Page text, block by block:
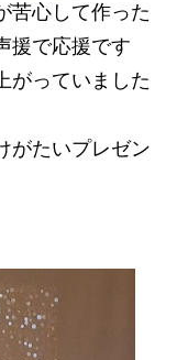
心して作った
援で応援です
がっていました
たいプレゼン